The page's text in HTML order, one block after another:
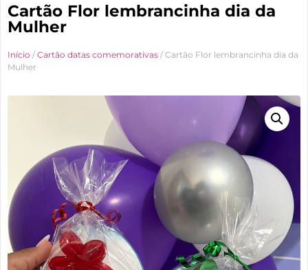
Cartão Flor lembrancinha dia da
Mulher
Início / Cartão datas comemorativas / Cartão Flor lembrancinha dia da
Mulher